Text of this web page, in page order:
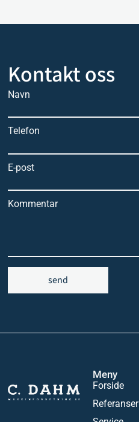
Kontakt oss
Navn
Telefon
E-post
Kommentar
send
Meny
Forside
Referanser